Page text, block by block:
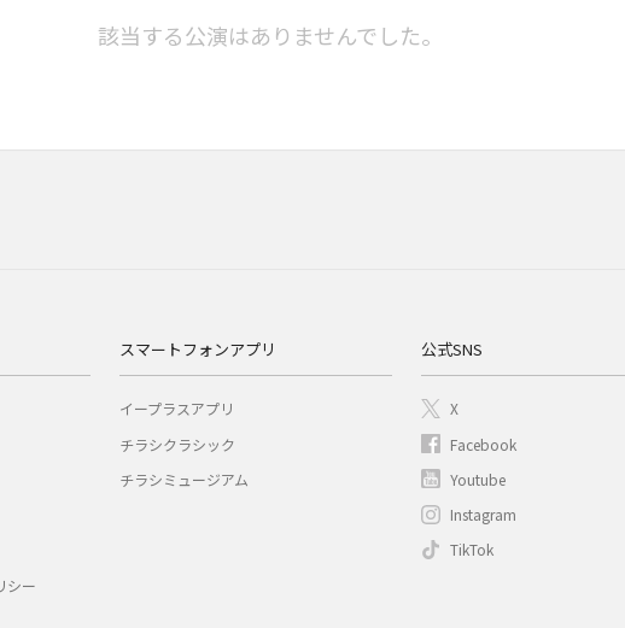
該当する公演はありませんでした。
シー
スマートフォンアプリ
イープラスアプリ
チラシクラシック
チラシミュージアム
公式SNS
X
Facebook
Youtube
Instagram
TikTok